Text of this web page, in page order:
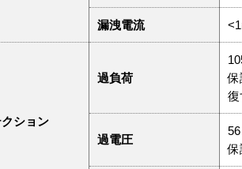
漏洩電流
ション
過負荷
保
復
過電圧
保